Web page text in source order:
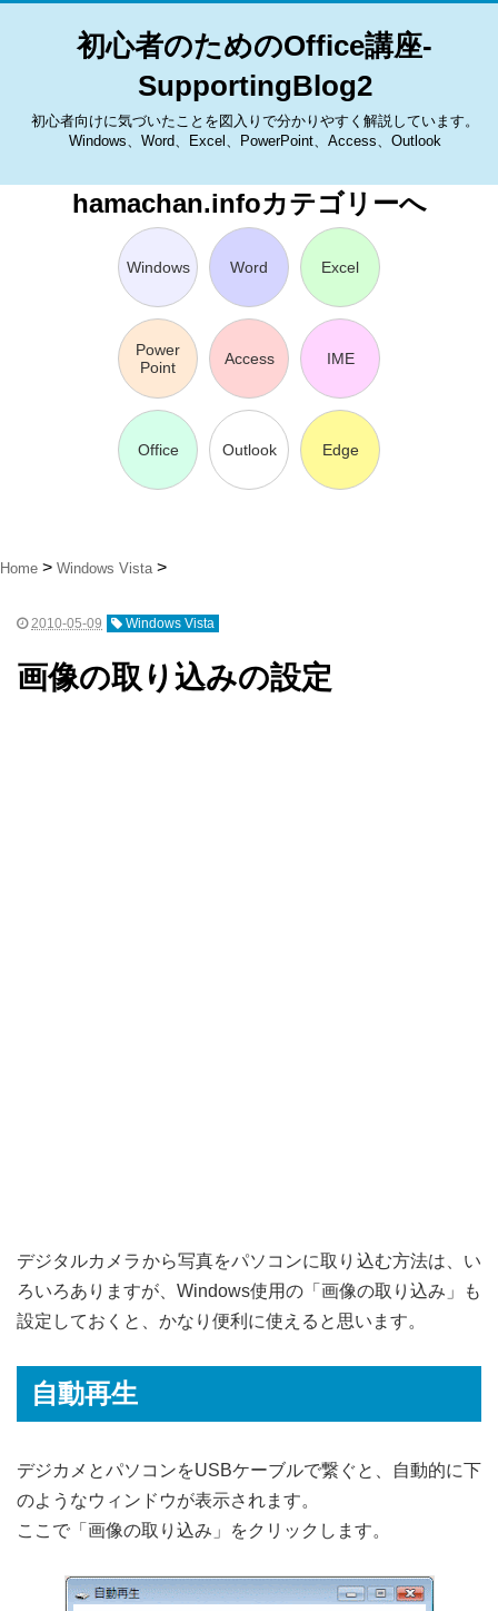
初心者のためのOffice講座-
SupportingBlog2
初心者向けに気づいたことを図入りで分かりやすく解説しています。
Windows、Word、Excel、PowerPoint、Access、Outlook
hamachan.infoカテゴリーへ
Windows Word Excel
Power
Point
Access IME
Office Outlook Edge
Home Windows Vista
2010-05-09 Windows Vista
画像の取り込みの設定
デジタルカメラから写真をパソコンに取り込む方法は、い
ろいろありますが、Windows使用の「画像の取り込み」も
設定しておくと、かなり便利に使えると思います。
自動再生
デジカメとパソコンをUSBケーブルで繋ぐと、自動的に下
のようなウィンドウが表示されます。
ここで「画像の取り込み」をクリックします。